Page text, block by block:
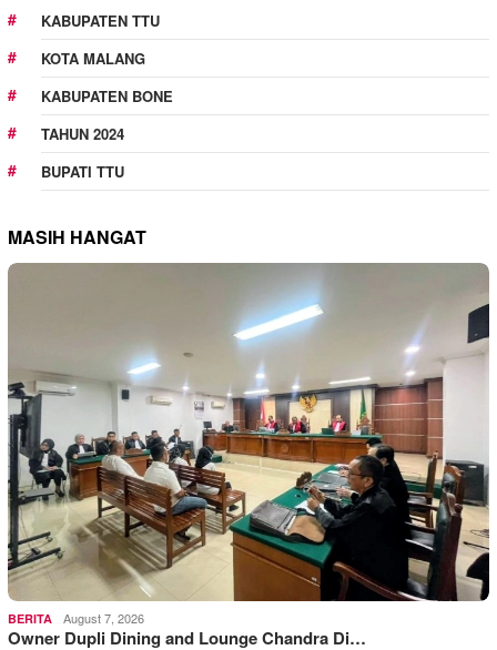
KABUPATEN TTU
KOTA MALANG
KABUPATEN BONE
TAHUN 2024
BUPATI TTU
MASIH HANGAT
BERITA August 7, 2026
Owner Dupli Dining and Lounge Chandra Di…